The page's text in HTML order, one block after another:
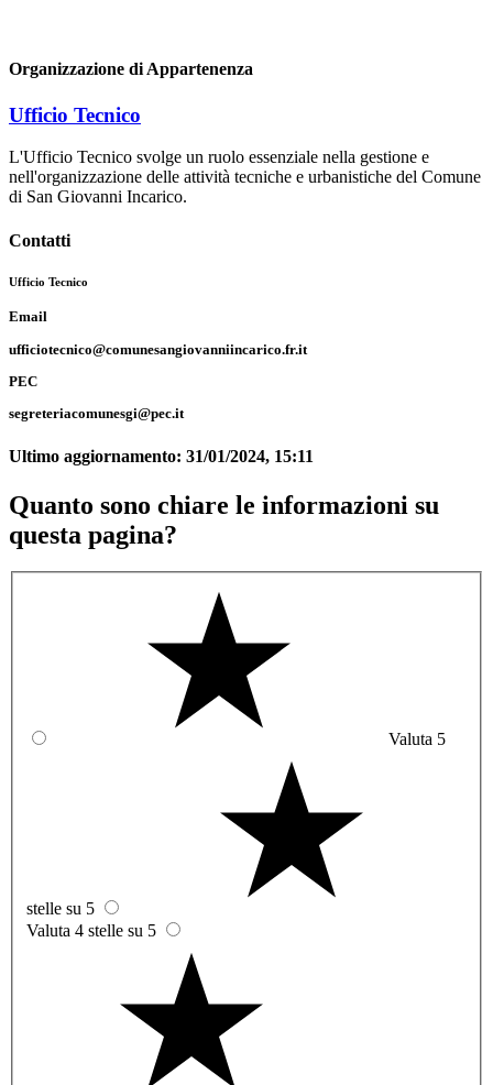
Organizzazione di Appartenenza
Ufficio Tecnico
L'Ufficio Tecnico svolge un ruolo essenziale nella gestione e
nell'organizzazione delle attività tecniche e urbanistiche del Comune
di San Giovanni Incarico.
Contatti
Ufficio Tecnico
Email
ufficiotecnico@comunesangiovanniincarico.fr.it
PEC
segreteriacomunesgi@pec.it
Ultimo aggiornamento: 31/01/2024, 15:11
Quanto sono chiare le informazioni su
questa pagina?
Valuta 5
stelle su 5
Valuta 4 stelle su 5